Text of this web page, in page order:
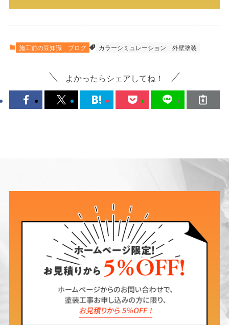
施工前の豆知識 ブログ カラーシミュレーション 外壁塗装
よかったらシェアしてね！